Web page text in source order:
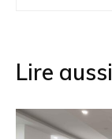
Lire aussi